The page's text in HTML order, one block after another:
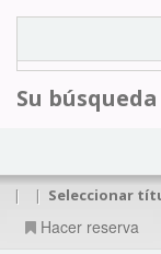
Su
| | Seleccionar
Hacer reserva